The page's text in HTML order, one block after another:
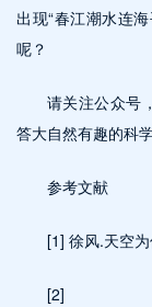
出现“春江潮水连
呢？
请关注公众号
答大自然有趣的科
参考文献
[1] 徐风.天空